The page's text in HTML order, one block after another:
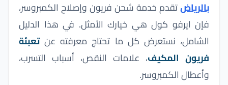
بالرياضتقدم خدمة شحن فريون وإصلاح الكمبروسر،
فإن ايرفو كول هي خيارك الأمثل. في هذا الدليل
الشامل، نستعرض كل ما تحتاج معرفته عنتعبئة
فريون المكيف، علامات النقص، أسباب التسرب،
وأعطال الكمبروسر.